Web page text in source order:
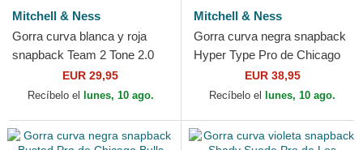
Mitchell & Ness
Gorra curva blanca y roja
snapback Team 2 Tone 2.0
Pro de Chicago Bulls NBA de
Mitchell & Ness
EUR 29,95
Recíbelo el lunes, 10 ago.
Mitchell & Ness
Gorra curva negra snapback
Hyper Type Pro de Chicago
Bulls NBA de Mitchell & Ness
EUR 38,95
Recíbelo el lunes, 10 ago.